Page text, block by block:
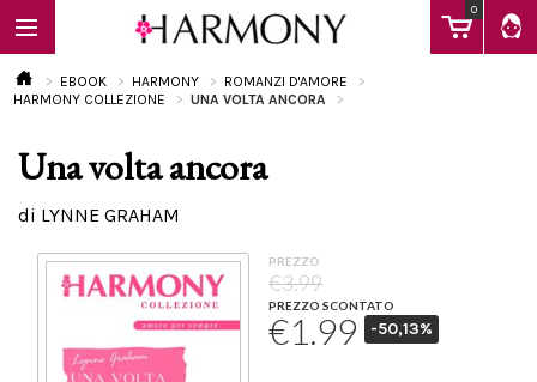
0
EBOOK
EBOOK HARMONY
ROMANZI D'AMORE
HARMONY COLLEZIONE
UNA VOLTA ANCORA
Una volta ancora
di LYNNE GRAHAM
PREZZO
€3.99
PREZZO SCONTATO
€1.99 -50,13%